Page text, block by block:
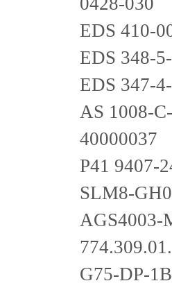
EDS 410-
EDS 348-
EDS 347-
AS 1008-
40000037
P41 9407-
SLM8-
AGS4003-
G75-DP-